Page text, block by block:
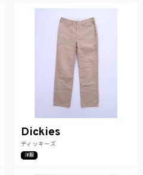
Dickies
ディッキーズ
洋服